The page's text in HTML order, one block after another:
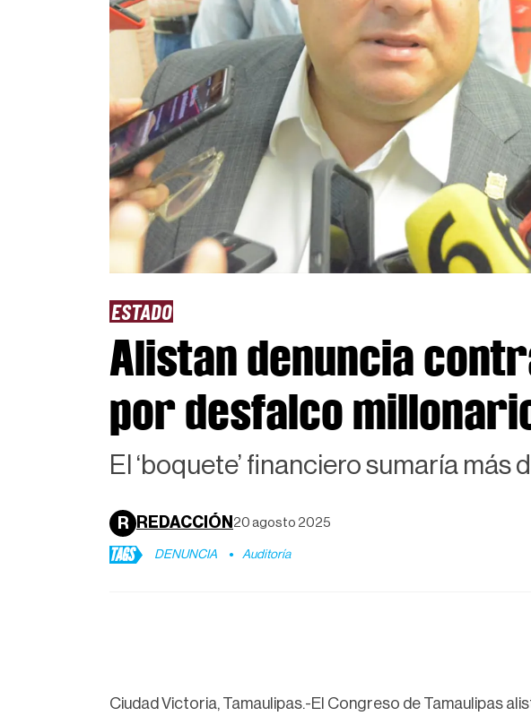
ESTADO
Alistan denuncia
por desfalco
El ‘boquete’ financiero sumaría más
R REDACCIÓN 20 agosto 2025
TAGS DENUNCIA Auditoría
Ciudad Victoria, Tamaulipas.-El Congreso de Tamaulipas